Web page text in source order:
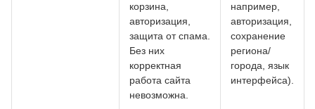
корзина,
авторизация,
защита от спама.
Без них
корректная
работа сайта
невозможна.
например,
авторизация,
сохранение
региона/
города, язык
интерфейса).